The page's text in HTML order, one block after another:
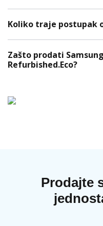
Koliko traje postupak
Zašto prodati
Refurbished.Eco?
Prodajte